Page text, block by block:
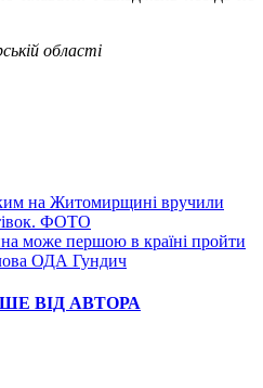
області
на Житомирщині вручили
ФОТО
може першою в країні пройти
ОДА Гундич
ВІД АВТОРА